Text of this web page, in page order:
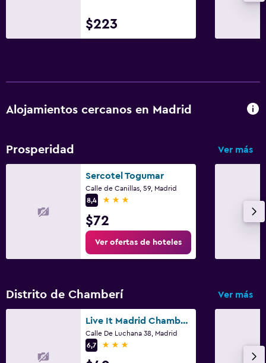
Escritorio
Sistema de entretenimiento
TV
Terraza/patio
Muebles de exterior
Comedor
Restaurante
Estacionamiento y transporte
Traslado al aeropuerto (con cargos)
$223
Alojamientos cercanos en Madrid
Prosperidad Ver más
Sercotel Togumar
Calle de Canillas, 59, Madrid
8,4
3 estrellas
$72
Ver ofertas de hoteles
Distrito de Chamberí Ver más
Live It Madrid Chamberi
Calle De Luchana 38, Madrid
6,7
3 estrellas